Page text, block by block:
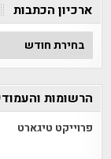
ארכיון הכתבות
ארכיון
הכתבות
הרשומות
פרוייקט טיגארט